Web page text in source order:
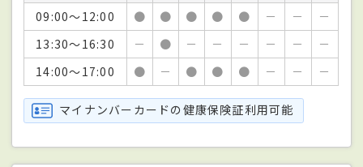
09:00～12:00
● ● ● ● ● － －
－
13:30～16:30
－ ● － － － － －
－
14:00～17:00
● － ● ● ● － － －
マイナンバーカードの健康保険証利用可能